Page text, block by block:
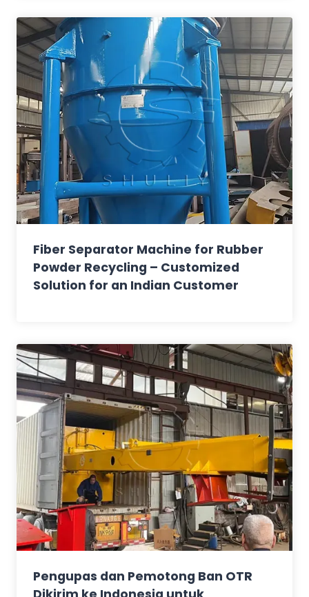
Fiber Separator Machine for Rubber
Powder Recycling – Customized
Solution for an Indian Customer
Pengupas dan Pemotong Ban OTR